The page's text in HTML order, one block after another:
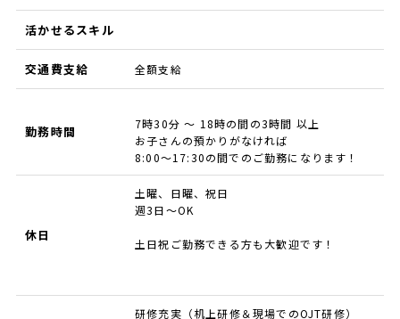
活かせるスキル
交通費支給 全額支給
勤務時間
7時30分 ～ 18時の間の3時間 以上
お子さんの預かりがなければ
8:00～17:30の間でのご勤務になります！
休日
土曜、日曜、祝日
週3日～OK
土日祝ご勤務できる方も大歓迎です！
研修充実（机上研修＆現場でのOJT研修）